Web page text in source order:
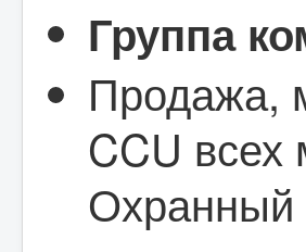
Группа
Продажа,
CCU всех
Охранный